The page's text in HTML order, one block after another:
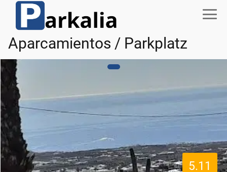
Aparcamientos / Parkplatz
5.11